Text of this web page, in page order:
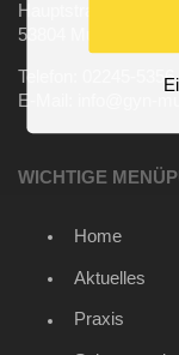
Hauptstraße 43
53804 Much
Telefon: 02245-5356
E-Mail: info@gyn-
WICHTIGE
Home
Aktuelles
Praxis